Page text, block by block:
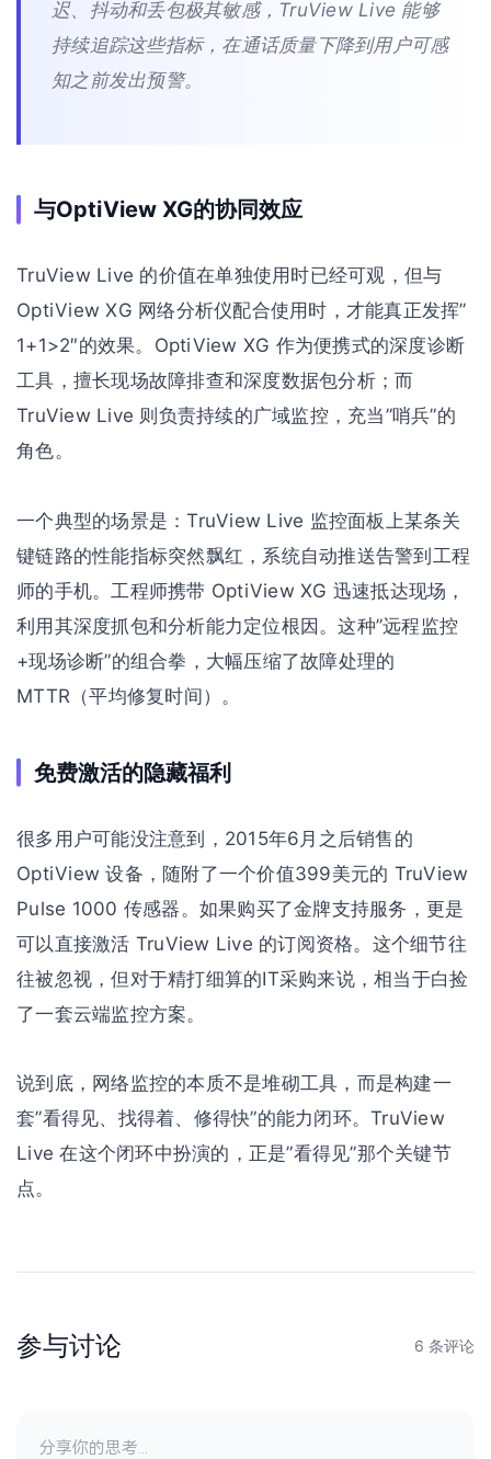
迟、抖动和丢包极其敏感，TruView Live 能够
持续追踪这些指标，在通话质量下降到用户可感
知之前发出预警。
与OptiView XG的协同效应
TruView Live 的价值在单独使用时已经可观，但与
OptiView XG 网络分析仪配合使用时，才能真正发挥”
1+1>2″的效果。OptiView XG 作为便携式的深度诊断
工具，擅长现场故障排查和深度数据包分析；而
TruView Live 则负责持续的广域监控，充当”哨兵”的
角色。
一个典型的场景是：TruView Live 监控面板上某条关
键链路的性能指标突然飘红，系统自动推送告警到工程
师的手机。工程师携带 OptiView XG 迅速抵达现场，
利用其深度抓包和分析能力定位根因。这种”远程监控
+现场诊断”的组合拳，大幅压缩了故障处理的
MTTR（平均修复时间）。
免费激活的隐藏福利
很多用户可能没注意到，2015年6月之后销售的
OptiView 设备，随附了一个价值399美元的 TruView
Pulse 1000 传感器。如果购买了金牌支持服务，更是
可以直接激活 TruView Live 的订阅资格。这个细节往
往被忽视，但对于精打细算的IT采购来说，相当于白捡
了一套云端监控方案。
说到底，网络监控的本质不是堆砌工具，而是构建一
套”看得见、找得着、修得快”的能力闭环。TruView
Live 在这个闭环中扮演的，正是”看得见”那个关键节
点。
参与讨论 6 条评论